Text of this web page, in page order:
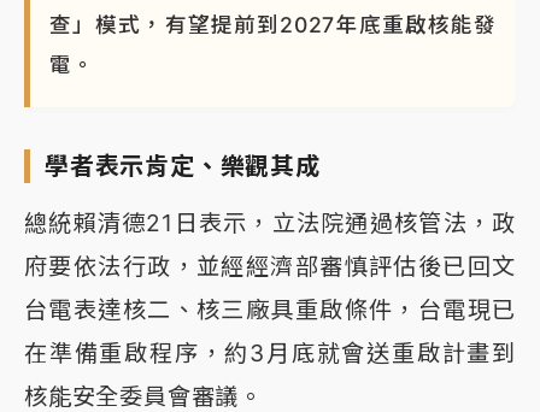
查」模式，有望提前到2027年底重啟核能發
電。
學者表示肯定、樂觀其成
總統賴清德21日表示，立法院通過核管法，政
府要依法行政，並經經濟部審慎評估後已回文
台電表達核二、核三廠具重啟條件，台電現已
在準備重啟程序，約3月底就會送重啟計畫到
核能安全委員會審議。